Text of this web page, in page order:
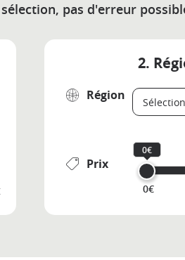
pas d'erreur
2.
Région
Prix
0€
0€